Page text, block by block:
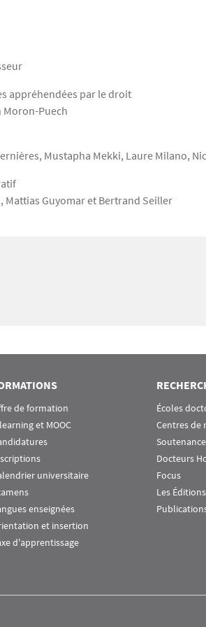
appréhendées par le droit
Moron-Puech
Mustapha Mekki, Laure Milano,
Mattias Guyomar et Bertrand Seiller
de formation
et MOOC
universitaire
enseignées
et insertion
d'apprentissage
Écoles
Centres de
Docteurs
Focus
Les